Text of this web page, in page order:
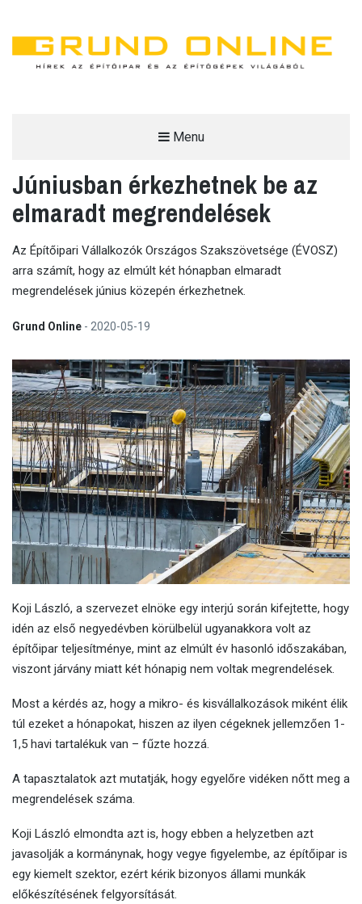
Menu
Júniusban érkezhetnek be az
elmaradt megrendelések
Az Építőipari Vállalkozók Országos Szakszövetsége (ÉVOSZ)
arra számít, hogy az elmúlt két hónapban elmaradt
megrendelések június közepén érkezhetnek.
Grund Online - 2020-05-19
Koji László, a szervezet elnöke egy interjú során kifejtette, hogy
idén az első negyedévben körülbelül ugyanakkora volt az
építőipar teljesítménye, mint az elmúlt év hasonló időszakában,
viszont járvány miatt két hónapig nem voltak megrendelések.
Most a kérdés az, hogy a mikro- és kisvállalkozások miként élik
túl ezeket a hónapokat, hiszen az ilyen cégeknek jellemzően 1-
1,5 havi tartalékuk van – fűzte hozzá.
A tapasztalatok azt mutatják, hogy egyelőre vidéken nőtt meg a
megrendelések száma.
Koji László elmondta azt is, hogy ebben a helyzetben azt
javasolják a kormánynak, hogy vegye figyelembe, az építőipar is
egy kiemelt szektor, ezért kérik bizonyos állami munkák
előkészítésének felgyorsítását.